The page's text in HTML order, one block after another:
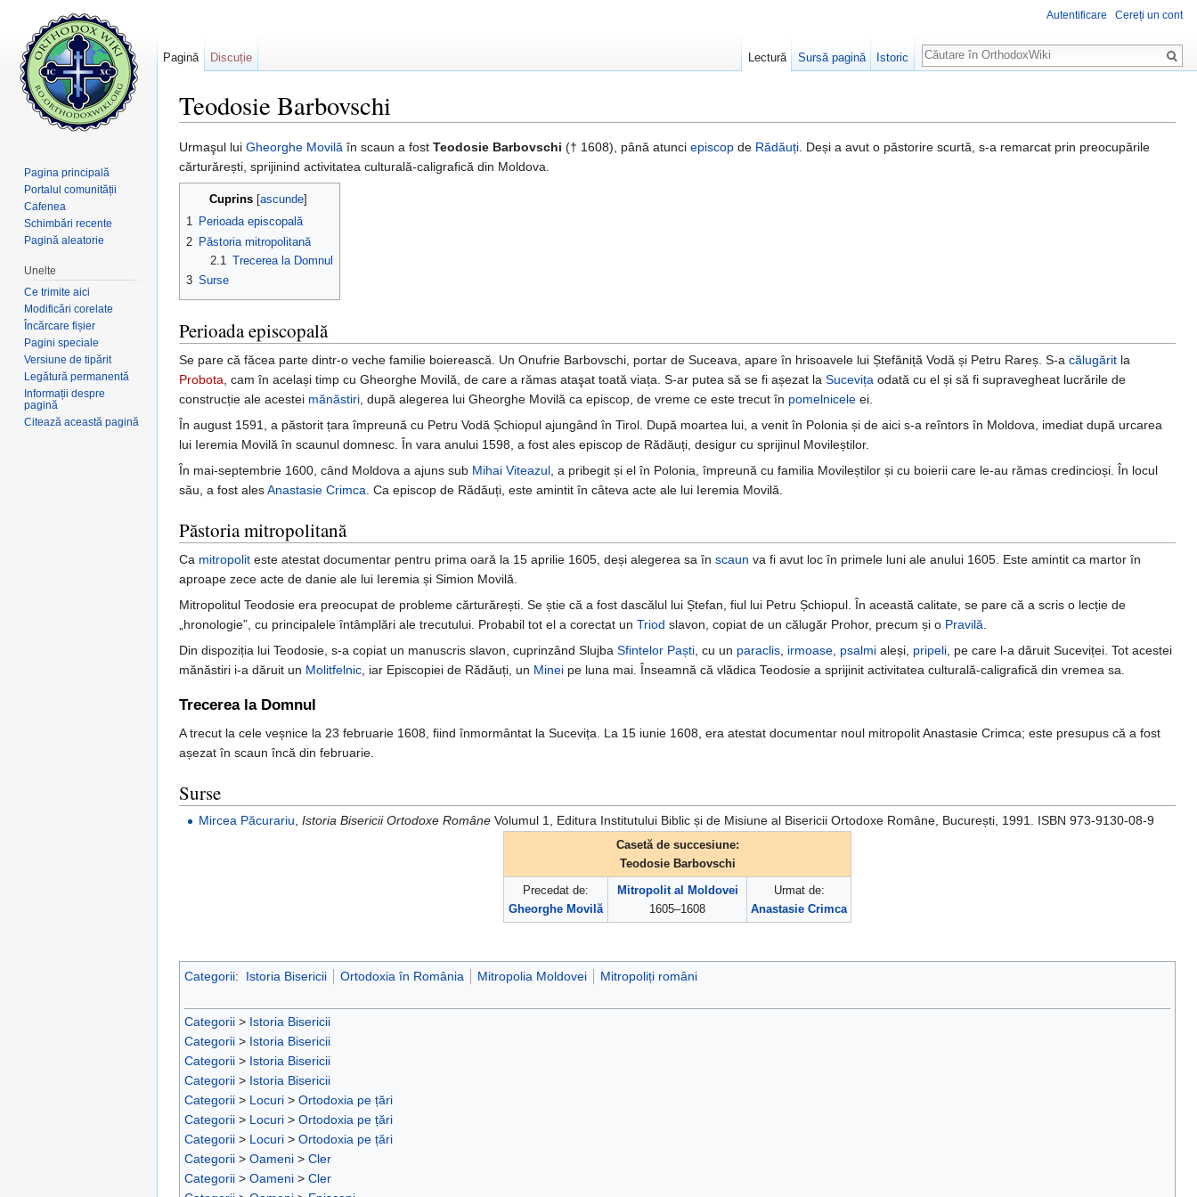
Teodosie Barbovschi
Urmaşul lui Gheorghe Movilă în scaun a fost Teodosie Barbovschi († 1608), până atunci episcop de Rădăuți. Deși a avut o păstorire scurtă, s-a remarcat prin preocupările
cărturărești, sprijinind activitatea culturală-caligrafică din Moldova.
Cuprins[ ascunde]
1 Perioada episcopală
2 Păstoria mitropolitană
2.1
Trecerea la Domnul
3 Surse
Perioada episcopală
Se pare că făcea parte dintr-o veche familie boierească. Un Onufrie Barbovschi, portar de Suceava, apare în hrisoavele lui Ștefăniță Vodă și Petru Rareș. S-a călugărit la
Probota, cam în același timp cu Gheorghe Movilă, de care a rămas ataşat toată viața. S-ar putea să se fi așezat la Sucevița odată cu el și să fi supravegheat lucrările de
construcție ale acestei mănăstiri, după alegerea lui Gheorghe Movilă ca episcop, de vreme ce este trecut în pomelnicele ei.
În august 1591, a păstorit țara împreună cu Petru Vodă Șchiopul ajungând în Tirol. După moartea lui, a venit în Polonia și de aici s-a reîntors în Moldova, imediat după urcarea
lui Ieremia Movilă în scaunul domnesc. În vara anului 1598, a fost ales episcop de Rădăuți, desigur cu sprijinul Movileștilor.
În mai-septembrie 1600, când Moldova a ajuns sub Mihai Viteazul, a pribegit și el în Polonia, împreună cu familia Movileștilor și cu boierii care le-au rămas credincioși. În locul
său, a fost alesAnastasie Crimca. Ca episcop de Rădăuți, este amintit în câteva acte ale lui Ieremia Movilă.
Păstoria mitropolitană
Ca mitropolit este atestat documentar pentru prima oară la 15 aprilie 1605, deși alegerea sa în scaun va fi avut loc în primele luni ale anului 1605. Este amintit ca martor în
aproape zece acte de danie ale lui Ieremia și Simion Movilă.
Mitropolitul Teodosie era preocupat de probleme cărturărești. Se știe că a fost dascălul lui Ștefan, fiul lui Petru Șchiopul. În această calitate, se pare că a scris o lecție de
„hronologie”, cu principalele întâmplări ale trecutului. Probabil tot el a corectat un Triod slavon, copiat de un călugăr Prohor, precum și o Pravilă.
Din dispoziția lui Teodosie, s-a copiat un manuscris slavon, cuprinzând Slujba Sfintelor Paști, cu un paraclis, irmoase, psalmi aleși, pripeli, pe care l-a dăruit Suceviței. Tot acestei
mănăstiri i-a dăruit un Molitfelnic, iar Episcopiei de Rădăuți, un Minei pe luna mai. Înseamnă că vlădica Teodosie a sprijinit activitatea culturală-caligrafică din vremea sa.
Trecerea la Domnul
A trecut la cele veșnice la 23 februarie 1608, fiind înmormântat la Sucevița. La 15 iunie 1608, era atestat documentar noul mitropolit Anastasie Crimca; este presupus că a fost
așezat în scaun încă din februarie.
Surse
Mircea Păcurariu ,Istoria Bisericii Ortodoxe Române Volumul 1, Editura Institutului Biblic și de Misiune al Bisericii Ortodoxe Române, București, 1991. ISBN 973-9130-08-9
Casetă de succesiune:
Teodosie Barbovschi
Precedat de:
Gheorghe Movilă
Mitropolit al Moldovei
1605–1608
Urmat de:
Anastasie Crimca
Categorii: Istoria Bisericii Ortodoxia în România Mitropolia Moldovei Mitropoliți români
Categorii > Istoria Bisericii
Categorii > Istoria Bisericii
Categorii > Istoria Bisericii
Categorii > Istoria Bisericii
Categorii > Locuri > Ortodoxia pe țări
Categorii > Locuri > Ortodoxia pe țări
Categorii > Locuri > Ortodoxia pe țări
Categorii > Oameni > Cler
Categorii > Oameni > Cler
Autentificare Cereți un cont
Pagină Discuție Lectură Sursă pagină Istoric
Căutare
Pagina principală
Portalul comunității
Cafenea
Schimbări recente
Pagină aleatorie
Unelte
Ce trimite aici
Modificări corelate
Încărcare fișier
Pagini speciale
Versiune de tipărit
Legătură permanentă
Informații despre
pagină
Citează această pagină